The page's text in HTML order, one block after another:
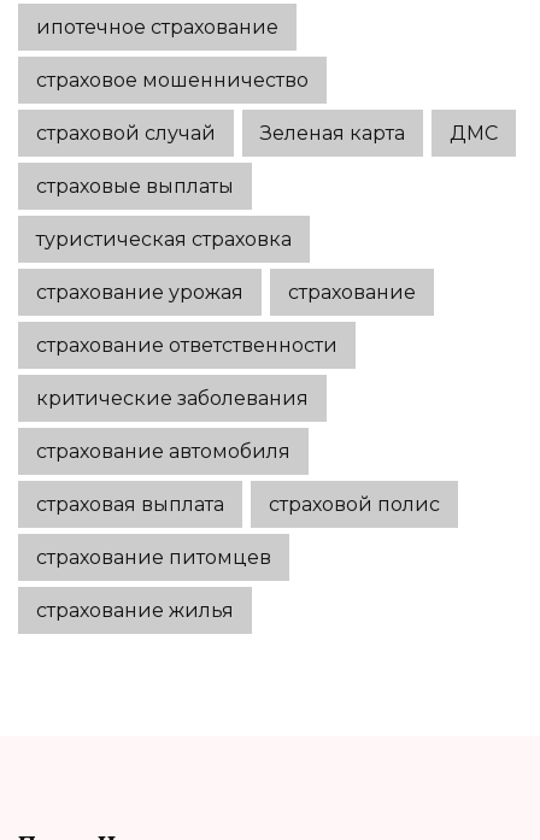
ипотечное страхование
страховое мошенничество
страховой случай Зеленая карта ДМС
страховые выплаты
туристическая страховка
страхование урожая страхование
страхование ответственности
критические заболевания
страхование автомобиля
страховая выплата страховой полис
страхование питомцев
страхование жилья